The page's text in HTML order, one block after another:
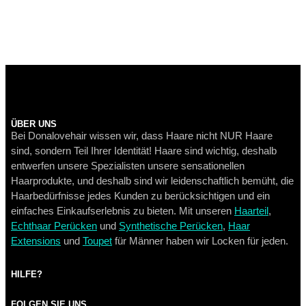
ÜBER UNS
Bei Donalovehair wissen wir, dass Haare nicht NUR Haare
sind, sondern Teil Ihrer Identität! Haare sind wichtig, deshalb
entwerfen unsere Spezialisten unsere sensationellen
Haarprodukte, und deshalb sind wir leidenschaftlich bemüht, die
Haarbedürfnisse jedes Kunden zu berücksichtigen und ein
einfaches Einkaufserlebnis zu bieten. Mit unseren Haarteil ,
Echthaar Perücken und Synthetische Perücken, Haar
Extensions und Toupet für Männer haben wir Locken für jeden.
HILFE?